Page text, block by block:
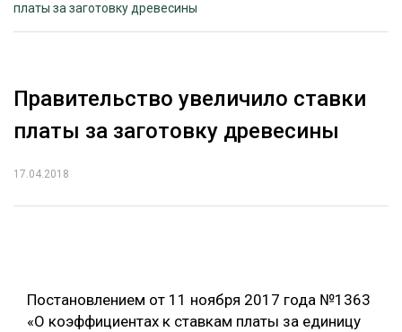
РЕКЛАМОДАТЕЛЯМ
ЛЕСНОЕ ХОЗЯЙСТВО
ЦИФРОВАЯ СРЕДА
РУБРИКИ
платы за заготовку древесины
Правительство увеличило ставки
платы за заготовку древесины
17.04.2018
Постановлением от 11 ноября 2017 года №1363
«О коэффициентах к ставкам платы за единицу